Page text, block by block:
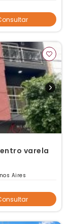
varela
Aires